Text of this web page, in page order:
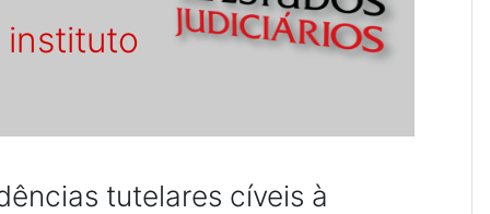
instituto
tutelares cíveis à